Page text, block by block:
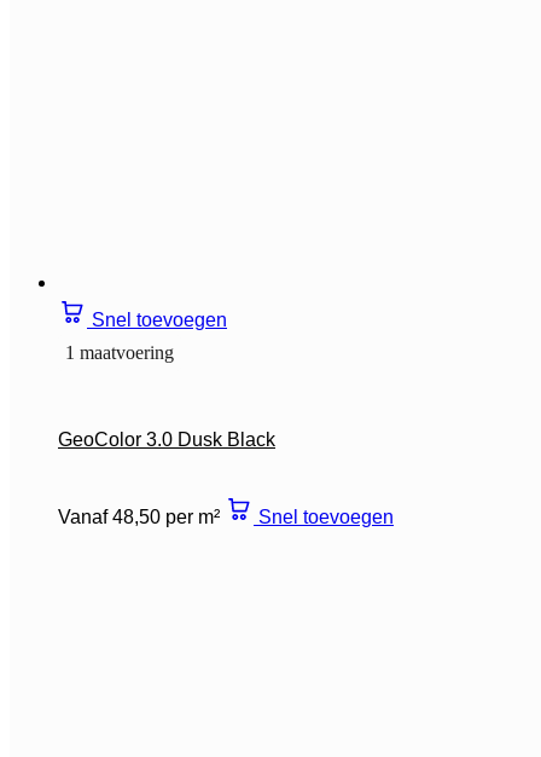
Snel toevoegen
1 maatvoering
GeoColor 3.0 Dusk Black
Vanaf 48,50 per m² Snel toevoegen